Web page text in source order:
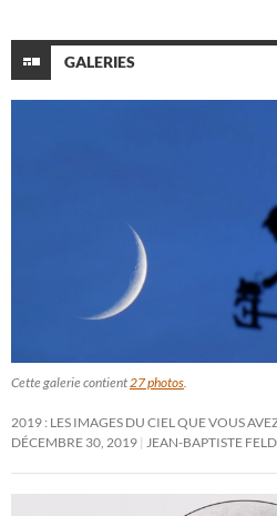
GALERIES
Cette galerie contient27 photos.
2019 : LES IMAGES DU CIEL QUE VOUS
DÉCEMBRE 30, 2019 JEAN-BAPTISTE